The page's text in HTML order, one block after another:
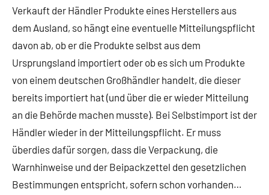
Verkauft der Händler Produkte eines Herstellers aus
dem Ausland, so hängt eine eventuelle Mitteilungspflicht
davon ab, ob er die Produkte selbst aus dem
Ursprungsland importiert oder ob es sich um Produkte
von einem deutschen Großhändler handelt, die dieser
bereits importiert hat (und über die er wieder Mitteilung
an die Behörde machen musste). Bei Selbstimport ist der
Händler wieder in der Mitteilungspflicht. Er muss
überdies dafür sorgen, dass die Verpackung, die
Warnhinweise und der Beipackzettel den gesetzlichen
Bestimmungen entspricht, sofern schon vorhanden…